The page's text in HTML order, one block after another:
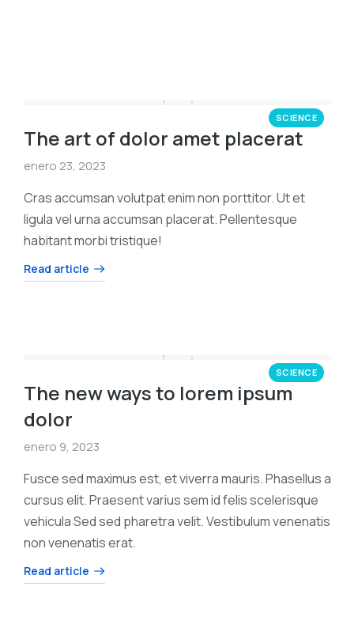
SCIENCE
The art of dolor amet placerat
enero 23, 2023
Cras accumsan volutpat enim non porttitor. Ut et
ligula vel urna accumsan placerat. Pellentesque
habitant morbi tristique!
Read article
SCIENCE
The new ways to lorem ipsum
dolor
enero 9, 2023
Fusce sed maximus est, et viverra mauris. Phasellus a
cursus elit. Praesent varius sem id felis scelerisque
vehicula Sed sed pharetra velit. Vestibulum venenatis
non venenatis erat.
Read article